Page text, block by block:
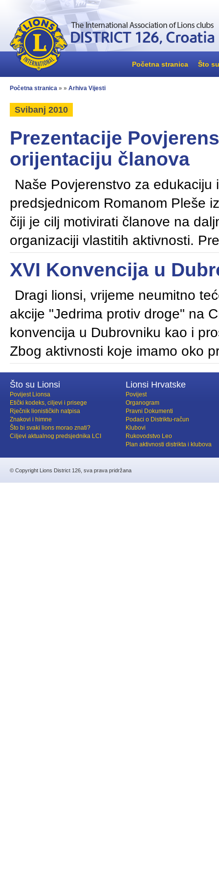
Početna stranica Što
Početna stranica » » Arhiva Vijesti
Svibanj 2010
Prezentacije
orijentaciju članova
Naše Povjerenstvo za
predsjednicom Romanom Pleše
čiji je cilj motivirati članove na
organizaciji vlastitih aktivnosti.
XVI Konvencija u
Dragi lionsi, vrijeme neumitno
akcije "Jedrima protiv droge" na
konvencija u Dubrovniku kao i
Zbog aktivnosti koje imamo oko
Što su Lionsi
Povijest Lionsa
Etički kodeks, ciljevi i prisege
Rječnik lionističkih natpisa
Znakovi i himne
Što bi svaki lions morao znati?
Ciljevi aktualnog predsjednika LCI
Lionsi Hrvatske
Povijest
Organogram
Pravni Dokumenti
Podaci o Distriktu-račun
Klubovi
Rukovodstvo Leo
Plan aktivnosti distrikta i klubova
© Copyright Lions District 126, sva prava pridržana